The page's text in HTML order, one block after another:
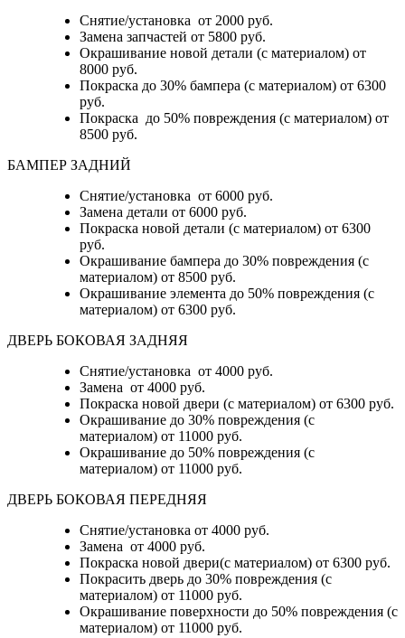
Снятие/установка от 2000 руб.
Замена запчастей от 5800 руб.
Окрашивание новой детали (с материалом) от
8000 руб.
Покраска до 30% бампера (с материалом) от 6300
руб.
Покраска до 50% повреждения (с материалом) от
8500 руб.
БАМПЕР ЗАДНИЙ
Снятие/установка от 6000 руб.
Замена детали от 6000 руб.
Покраска новой детали (с материалом) от 6300
руб.
Окрашивание бампера до 30% повреждения (с
материалом) от 8500 руб.
Окрашивание элемента до 50% повреждения (с
материалом) от 6300 руб.
ДВЕРЬ БОКОВАЯ ЗАДНЯЯ
Снятие/установка от 4000 руб.
Замена от 4000 руб.
Покраска новой двери (с материалом) от 6300 руб.
Окрашивание до 30% повреждения (с
материалом) от 11000 руб.
Окрашивание до 50% повреждения (с
материалом) от 11000 руб.
ДВЕРЬ БОКОВАЯ ПЕРЕДНЯЯ
Снятие/установка от 4000 руб.
Замена от 4000 руб.
Покраска новой двери(с материалом) от 6300 руб.
Покрасить дверь до 30% повреждения (с
материалом) от 11000 руб.
Окрашивание поверхности до 50% повреждения (с
материалом) от 11000 руб.